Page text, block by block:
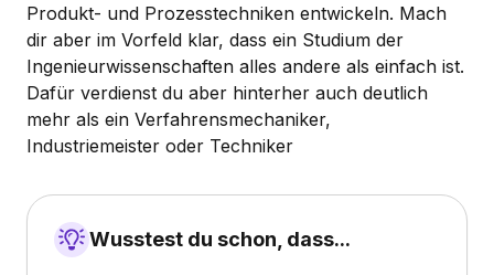
Produkt- und Prozesstechniken entwickeln. Mach
dir aber im Vorfeld klar, dass ein Studium der
Ingenieurwissenschaften alles andere als einfach ist.
Dafür verdienst du aber hinterher auch deutlich
mehr als ein Verfahrensmechaniker,
Industriemeister oder Techniker
Wusstest du schon, dass...